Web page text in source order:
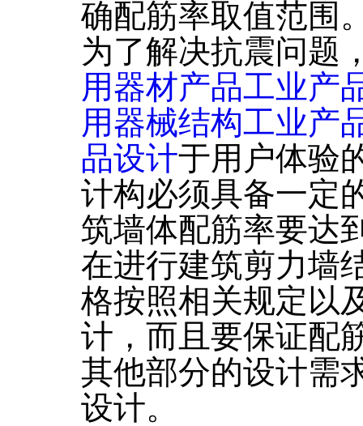
确配筋率取值范围
为了解决抗震问题
用器材产品工业产
用器械结构工业产
品设计于用户体验
计构必须具备一定
筑墙体配筋率要达
在进行建筑剪力墙
格按照相关规定以
计，而且要保证配
其他部分的设计需
设计。